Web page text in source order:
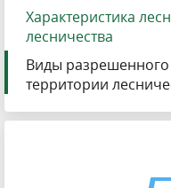
Характеристика
лесничества
Виды разрешенного
территории